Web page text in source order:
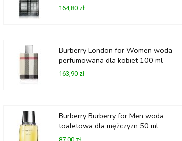
164,80 zł
Burberry London for Women woda
perfumowana dla kobiet 100 ml
163,90 zł
Burberry Burberry for Men woda
toaletowa dla mężczyzn 50 ml
87,00 zł